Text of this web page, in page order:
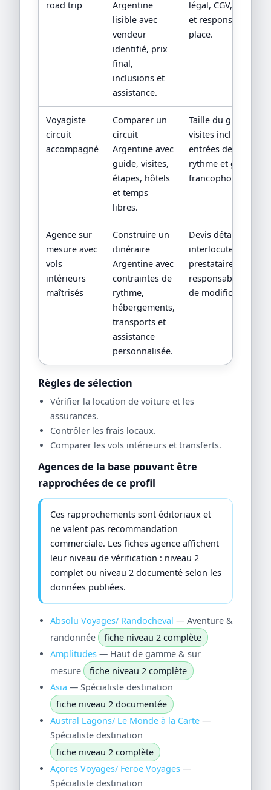
road trip
Argentine
lisible avec
vendeur
identifié, prix
final,
inclusions et
assistance.
légal, CGV,
et responsabilité
place.
Voyagiste
circuit
accompagné
Comparer un
circuit
Argentine avec
guide, visites,
étapes, hôtels
et temps
libres.
Taille du groupe,
visites incluses,
entrées de sites,
rythme et guide
francophone.
Agence sur
mesure avec
vols
intérieurs
maîtrisés
Construire un
itinéraire
Argentine avec
contraintes de
rythme,
hébergements,
transports et
assistance
personnalisée.
Devis détaillé,
interlocuteur,
prestataires locaux
responsabilités en
de modification.
Règles de sélection
Vérifier la location de voiture et les
assurances.
Contrôler les frais locaux.
Comparer les vols intérieurs et transferts.
Agences de la base pouvant être
rapprochées de ce profil
Ces rapprochements sont éditoriaux et
ne valent pas recommandation
commerciale. Les fiches agence affichent
leur niveau de vérification : niveau 2
complet ou niveau 2 documenté selon les
données publiées.
Absolu Voyages/ Randocheval — Aventure &
randonnée
fiche niveau 2 complète
Amplitudes— Haut de gamme & sur
mesure
fiche niveau 2 complète
Asia — Spécialiste destination
fiche niveau 2 documentée
Austral Lagons/ Le Monde à la Carte—
Spécialiste destination
fiche niveau 2 complète
Açores Voyages/ Feroe Voyages—
Spécialiste destination